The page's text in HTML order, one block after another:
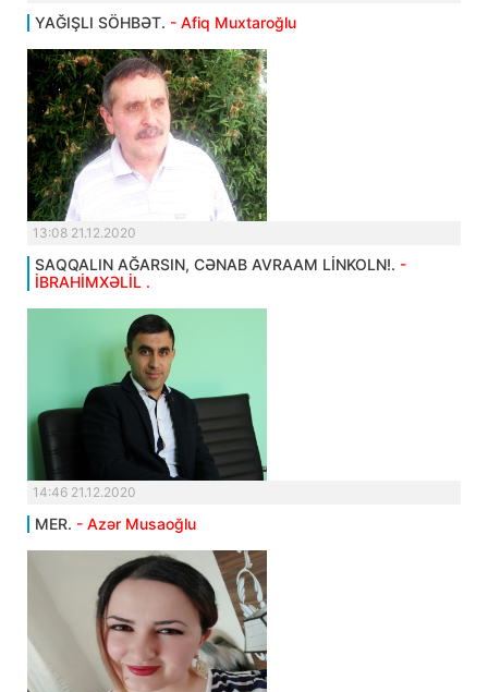
YAĞIŞLI SÖHBƏT. - Afiq Muxtaroğlu
13:08 21.12.2020
SAQQALIN AĞARSIN, CƏNAB AVRAAM LİNKOLN!. -
İBRAHİMXƏLİL .
14:46 21.12.2020
MER. - Azər Musaoğlu